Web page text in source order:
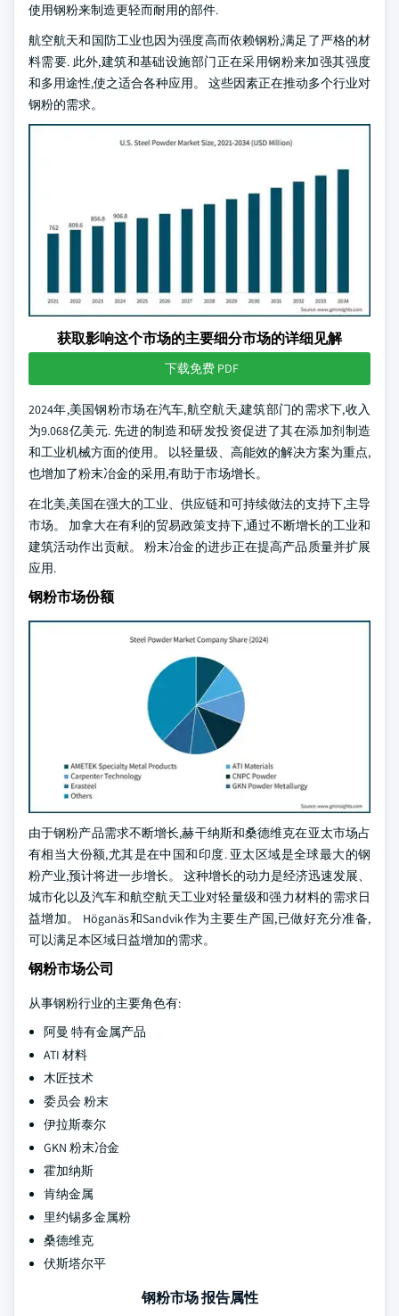
使用钢粉来制造更轻而耐用的部件.
航空航天和国防工业也因为强度高而依赖钢粉,满足了严格的材
料需要. 此外,建筑和基础设施部门正在采用钢粉来加强其强度
和多用途性,使之适合各种应用。 这些因素正在推动多个行业对
钢粉的需求。
获取影响这个市场的主要细分市场的详细见解
下载免费 PDF
2024年,美国钢粉市场在汽车,航空航天,建筑部门的需求下,收入
为9.068亿美元. 先进的制造和研发投资促进了其在添加剂制造
和工业机械方面的使用。 以轻量级、高能效的解决方案为重点,
也增加了粉末冶金的采用,有助于市场增长。
在北美,美国在强大的工业、供应链和可持续做法的支持下,主导
市场。 加拿大在有利的贸易政策支持下,通过不断增长的工业和
建筑活动作出贡献。 粉末冶金的进步正在提高产品质量并扩展
应用.
钢粉市场份额
由于钢粉产品需求不断增长,赫干纳斯和桑德维克在亚太市场占
有相当大份额,尤其是在中国和印度. 亚太区域是全球最大的钢
粉产业,预计将进一步增长。 这种增长的动力是经济迅速发展、
城市化以及汽车和航空航天工业对轻量级和强力材料的需求日
益增加。 Höganäs和Sandvik作为主要生产国,已做好充分准备,
可以满足本区域日益增加的需求。
钢粉市场公司
从事钢粉行业的主要角色有:
阿曼 特有金属产品
ATI 材料
木匠技术
委员会 粉末
伊拉斯泰尔
GKN 粉末冶金
霍加纳斯
肯纳金属
里约锡多金属粉
桑德维克
伏斯塔尔平
钢粉市场 报告属性